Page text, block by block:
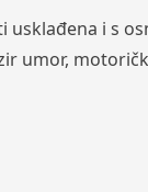
i s
umor,